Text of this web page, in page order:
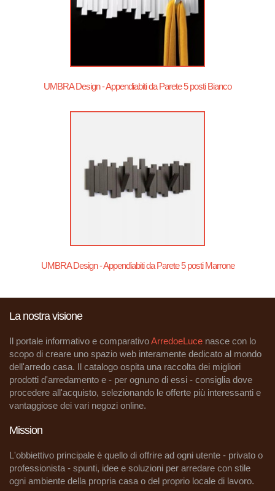
UMBRA Design - Appendiabiti da Parete 5 posti Bianco
UMBRA Design - Appendiabiti da Parete 5 posti Marrone
La nostra visione
Il portale informativo e comparativoArredoeLuce nasce con lo
scopo di creare uno spazio web interamente dedicato al mondo
dell'arredo casa. Il catalogo ospita una raccolta dei migliori
prodotti d'arredamento e - per ognuno di essi - consiglia dove
procedere all'acquisto, selezionando le offerte più interessanti e
vantaggiose dei vari negozi online.
Mission
L'obbiettivo principale è quello di offrire ad ogni utente - privato o
professionista - spunti, idee e soluzioni per arredare con stile
ogni ambiente della propria casa o del proprio locale di lavoro.